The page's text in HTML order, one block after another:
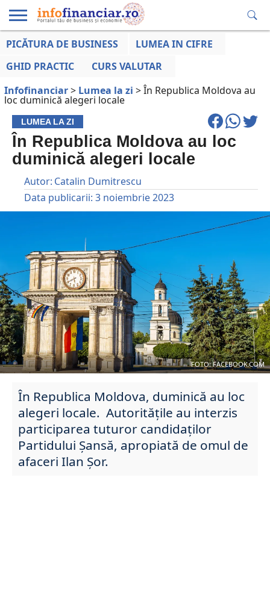
EDUCAȚIE
LA ZI
AFACERILOR
PICĂTURA DE BUSINESS
LUMEA IN CIFRE
GHID PRACTIC
CURS VALUTAR
Infofinanciar> Lumea la zi >În Republica Moldova au
loc duminică alegeri locale
LUMEA LA ZI
În Republica Moldova au loc
duminică alegeri locale
Autor: Catalin Dumitrescu
Data publicarii: 3 noiembrie 2023
FOTO: FACEBOOK.COM
În Republica Moldova, duminică au loc
alegeri locale. Autoritățile au interzis
participarea tuturor candidaților
Partidului Șansă, apropiată de omul de
afaceri Ilan Șor.